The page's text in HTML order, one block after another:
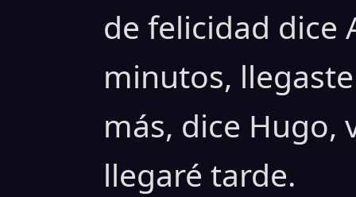
de felicidad dice
minutos,
más, dice Hugo,
llegaré tarde.